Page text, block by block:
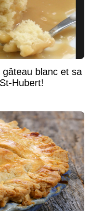
blanc et sa
Hubert!